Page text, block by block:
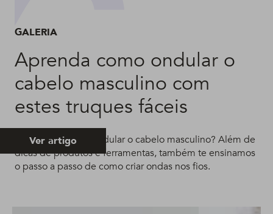
GALERIA
Aprenda como ondular o
cabelo masculino com
estes truques fáceis
Quer saber como ondular o cabelo masculino? Além de
dicas de produtos e ferramentas, também te ensinamos
o passo a passo de como criar ondas nos fios.
Ver artigo